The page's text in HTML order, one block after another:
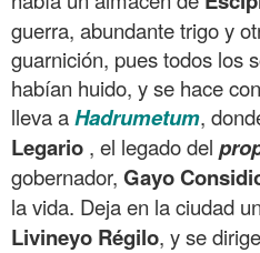
guerra, abundante trigo y
guarnición, pues todos los
habían huido, y se hace
lleva aHadrumetum,
Legario , el legado del
gobernador, Gayo
la vida. Deja en la ciudad
Livineyo Régilo, y se